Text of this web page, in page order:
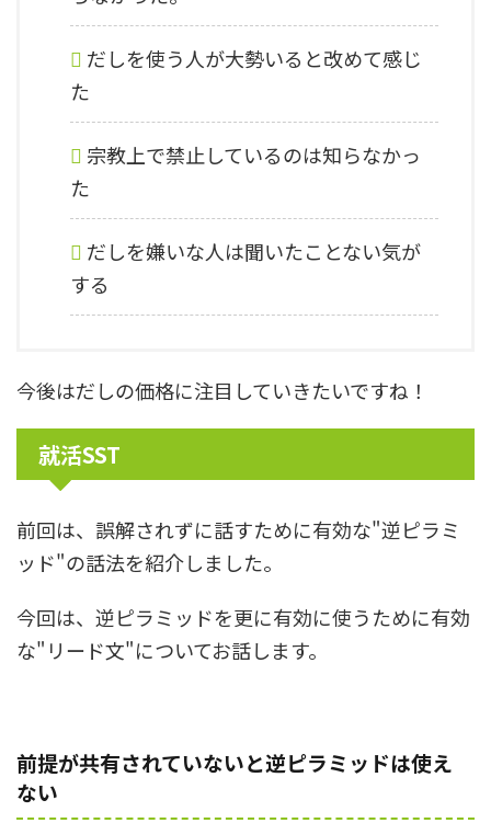
だしを使う人が大勢いると改めて感じ
た
宗教上で禁止しているのは知らなかっ
た
だしを嫌いな人は聞いたことない気が
する
今後はだしの価格に注目していきたいですね！
就活SST
前回は、誤解されずに話すために有効な"逆ピラミ
ッド"の話法を紹介しました。
今回は、逆ピラミッドを更に有効に使うために有効
な"リード文"についてお話します。
前提が共有されていないと逆ピラミッドは使え
ない